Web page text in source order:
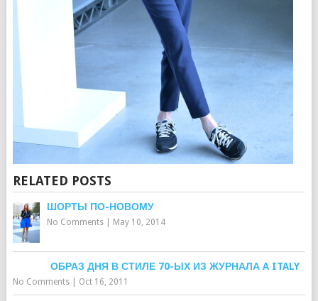
RELATED POSTS
ШОРТЫ ПО-НОВОМУ
No Comments| May 10, 2014
ОБРАЗ ДНЯ В СТИЛЕ 70-ЫХ ИЗ ЖУРНАЛА A ITALY
No Comments| Oct 16, 2011